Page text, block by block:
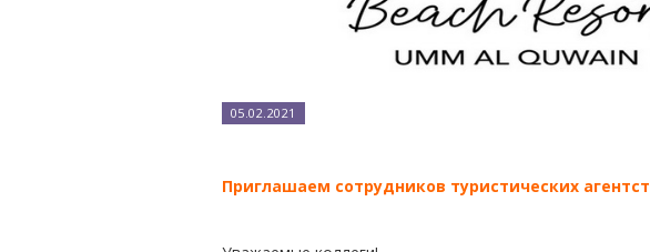
05.02.2021
Приглашаем сотрудников туристических